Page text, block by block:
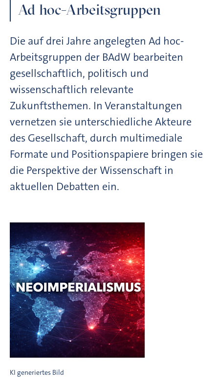
Ad hoc-Arbeitsgruppen
Die auf drei Jahre angelegten Ad hoc-
Arbeitsgruppen der BAdW bearbeiten
gesellschaftlich, politisch und
wissenschaftlich relevante
Zukunftsthemen. In Veranstaltungen
vernetzen sie unterschiedliche Akteure
des Gesellschaft, durch multimediale
Formate und Positionspapiere bringen sie
die Perspektive der Wissenschaft in
aktuellen Debatten ein.
KI generiertes Bild